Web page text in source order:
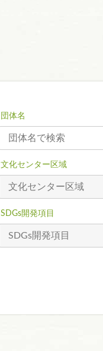
団体名
文化センター区域
SDGs開発項目